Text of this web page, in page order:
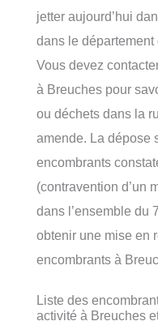
jetter aujourd’hui
dans le département
Vous devez
à Breuches pour
ou déchets dans la
amende. La dépose
encombrants
(contravention d’un
dans l’ensemble du
obtenir une mise en
encombrants à
Liste des
activité à Breuches